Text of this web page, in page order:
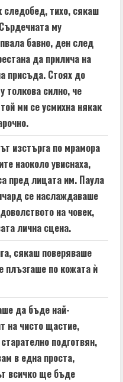
тихо, сякаш
му
бавно, ден след
да прилича на
присъда. Стоях до
толкова силно, че
ми се усмихна някак
изстърга по мрамора
наоколо увиснаха,
пред лицата им. Паула
се наслаждаваше
на човек,
лична сцена.
сякаш поверяваше
плъзгаше по кожата ѝ
да бъде най-
на чисто щастие,
подготвян,
в една проста,
всичко ще бъде